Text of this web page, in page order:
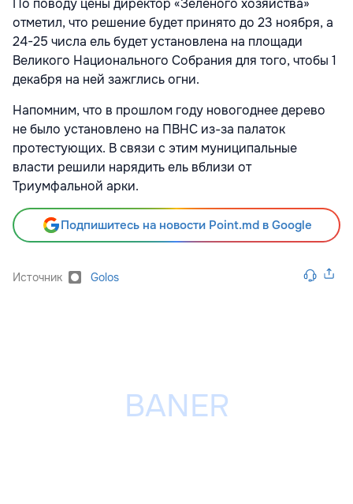
По поводу цены директор «Зеленого хозяйства»
отметил, что решение будет принято до 23 ноября, а
24-25 числа ель будет установлена на площади
Великого Национального Собрания для того, чтобы 1
декабря на ней зажглись огни.
Напомним, что в прошлом году новогоднее дерево
не было установлено на ПВНС из-за палаток
протестующих. В связи с этим муниципальные
власти решили нарядить ель вблизи от
Триумфальной арки.
Подпишитесь на новости Point.md в Google
Источник Golos